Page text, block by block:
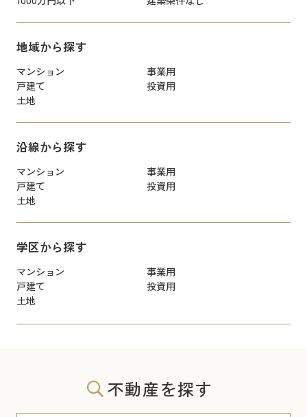
地域から探す
マンション
事業用
戸建て
投資用
土地
沿線から探す
マンション
事業用
戸建て
投資用
土地
学区から探す
マンション
事業用
戸建て
投資用
土地
不動産を探す